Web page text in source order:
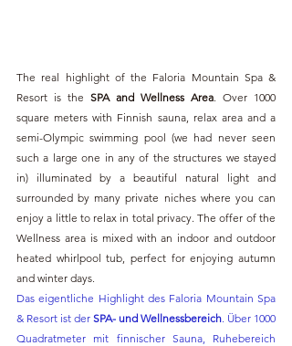
The real highlight of the Faloria Mountain Spa &
Resort is the SPA and Wellness Area . Over 1000
square meters with Finnish sauna, relax area and a
semi-Olympic swimming pool (we had never seen
such a large one in any of the structures we stayed
in) illuminated by a beautiful natural light and
surrounded by many private niches where you can
enjoy a little to relax in total privacy. The offer of the
Wellness area is mixed with an indoor and outdoor
heated whirlpool tub, perfect for enjoying autumn
and winter days.
Das eigentliche Highlight des Faloria Mountain Spa
& Resort ist der SPA- und Wellnessbereich . Über 1000
Quadratmeter mit finnischer Sauna, Ruhebereich